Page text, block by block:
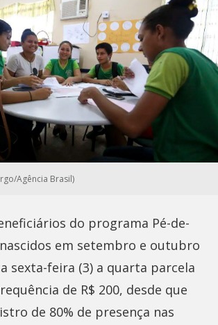
Agência Brasil)
do programa Pé-de-
em setembro e outubro
sexta-feira (3) a quarta parcela
de R$ 200, desde que
de 80% de presença nas